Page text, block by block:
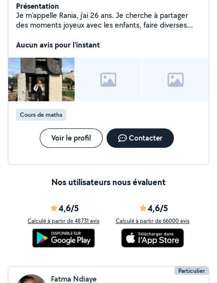
Présentation
Je m'appelle Rania, j'ai 26 ans. Je cherche à partager
des moments joyeux avec les enfants, faire diverses
ouverte à des cours supp en maths jusqu'au niveau
Aucun avis pour l'instant
Cours de maths
Voir le profil Contacter
Nos utilisateurs nous évaluent
4,6/5
Calculé à partir de 48731 avis
4,6/5
Calculé à partir de 66000 avis
Particulier
Fatma Ndiaye